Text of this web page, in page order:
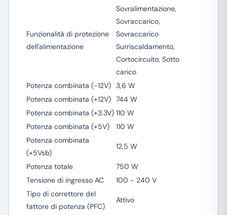
Funzionalità di protezione
dell'alimentazione
Sovralimentazione,
Sovraccarico,
Sovraccarico
Surriscaldamento,
Cortocircuito, Sotto
carico
Potenza combinata (-12V) 3,6 W
Potenza combinata (+12V) 744 W
Potenza combinata (+3.3V) 110 W
Potenza combinata (+5V)
110 W
Potenza combinata
(+5Vsb)
12,5 W
Potenza totale
750 W
Tensione di ingresso AC
100 - 240 V
Tipo di correttore del
fattore di potenza (PFC)
Attivo